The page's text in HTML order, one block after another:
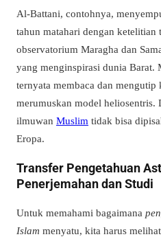
Al-Battani, contohnya,
tahun matahari dengan ketelitian
observatorium Maragha dan
yang menginspirasi dunia Barat.
ternyata membaca dan mengutip
merumuskan model
ilmuwan Muslim tidak bisa
Eropa.
Transfer Pengetahuan
Penerjemahan dan Studi
Untuk memahami bagaimana
Islam menyatu, kita harus